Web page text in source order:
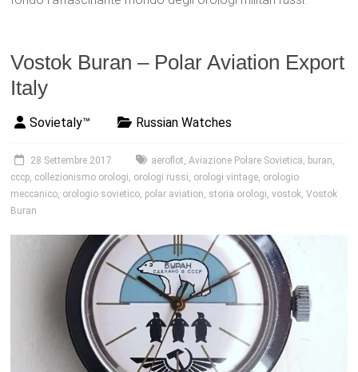
Vostok Buran – Polar Aviation Export
Italy
Sovietaly™ Russian Watches
28 Settembre 2017 aeroflot ,Aviazione Polare Sovietica buran
cccp collezionismo orologi orologi russi orologi vintage orologio
meccanico orologio sovietico polar aviation storia orologi ,vostok ,Vostok
Buran